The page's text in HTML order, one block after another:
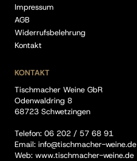
Impressum
AGB
Widerrufsbelehrung
Kontakt
KONTAKT
Tischmacher Weine GbR
Odenwaldring 8
68723 Schwetzingen
Telefon: 06 202 / 57 68 91
Email: info@tischmacher-weine.de
Web: www.tischmacher-weine.de